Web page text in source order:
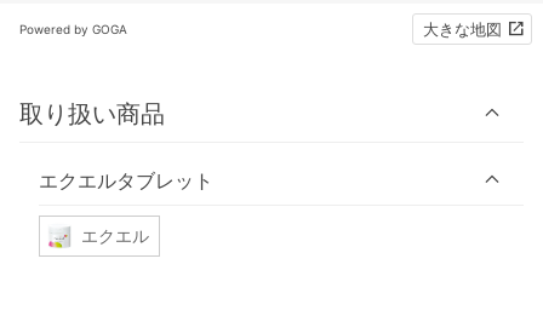
Powered by GOGA 大きな地図
取り扱い商品
エクエルタブレット
エクエル